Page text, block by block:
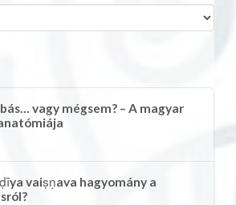
vagy mégsem? – A magyar
vaiṣṇava hagyomány a